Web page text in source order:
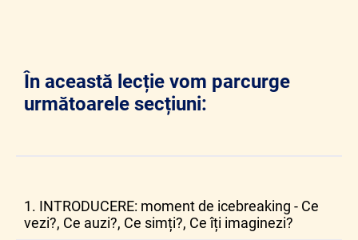
În această lecție vom parcurge
următoarele secțiuni:
1. INTRODUCERE: moment de icebreaking - Ce
vezi?, Ce auzi?, Ce simți?, Ce îți imaginezi?